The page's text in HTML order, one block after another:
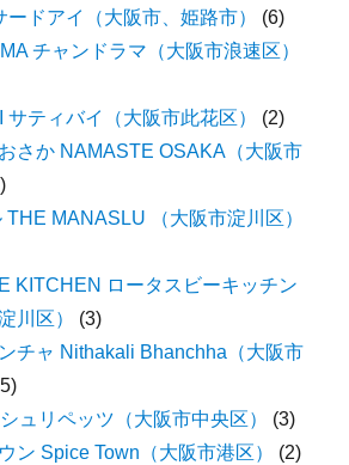
ードアイ（大阪市、姫路市）
(6)
チャンドラマ（大阪市浪速区）
サティバイ（大阪市此花区）
(2)
さか NAMASTE OSAKA（大阪市
THE MANASLU （大阪市淀川区）
KITCHEN ロータスビーキッチン
川区）
(3)
チャ Nithakali Bhanchha（大阪市
ュリペッツ（大阪市中央区）
(3)
ン Spice Town（大阪市港区）
(2)